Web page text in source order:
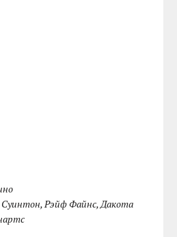
Суинтон, Рэйф Файнс, Дакота